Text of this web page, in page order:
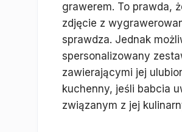
grawerem. To prawda,
zdjęcie z
sprawdza. Jednak
spersonalizowany
zawierającymi jej
kuchenny, jeśli babcia
związanym z jej